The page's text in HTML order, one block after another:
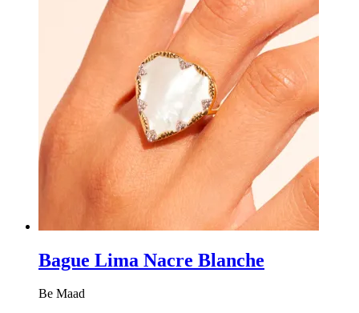
Bague Lima Nacre Blanche
Be Maad